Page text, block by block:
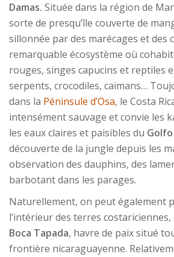
Damas. Située dans la région de
sorte de presqu’île couverte de
sillonnée par des marécages et des
remarquable écosystème où
rouges, singes capucins et reptiles
serpents, crocodiles, caïmans…
dans la Péninsule d’Osa, le Costa
intensément sauvage et convie les
les eaux claires et paisibles du
découverte de la jungle depuis les
observation des dauphins, des
barbotant dans les parages.
Naturellement, on peut également
l’intérieur des terres
Boca Tapada, havre de paix situé
frontière nicaraguayenne.